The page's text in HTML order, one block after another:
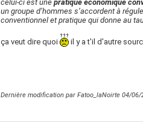
celui-ci est une pratique économique
un groupe d’hommes s’accordent à
conventionnel et pratique qui donne au
ça veut dire quoi il y a t'il d'autre
Dernière modification par Fatoo_laNoirte 04/06/